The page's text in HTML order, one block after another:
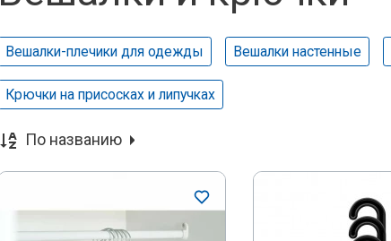
Вешалки-плечики для одежды Вешалки настенные
Крючки на присосках и липучках
По названию